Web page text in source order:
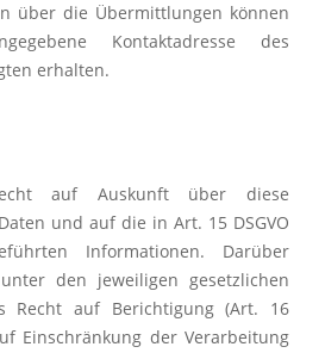
über die Übermittlungen können
Kontaktadresse des
erhalten.
auf Auskunft über diese
und auf die in Art. 15 DSGVO
Informationen. Darüber
den jeweiligen gesetzlichen
Recht auf Berichtigung (Art. 16
Einschränkung der Verarbeitung